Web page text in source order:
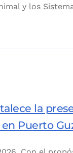
y los
la
Puerto